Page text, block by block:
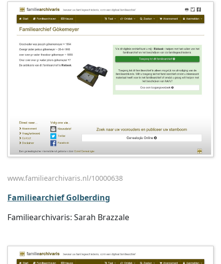
www.familiearchivaris.nl/10000638
Familiearchief Golberding
Familiearchivaris: Sarah Brazzale